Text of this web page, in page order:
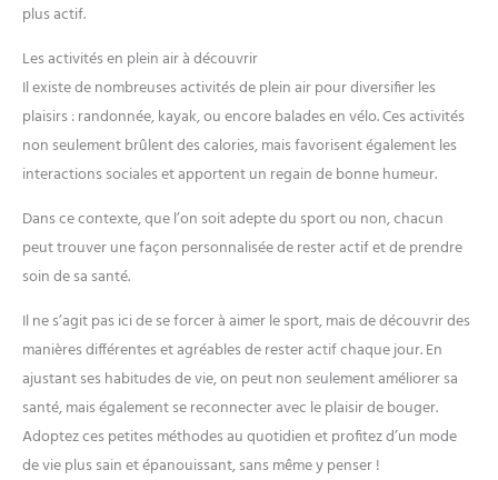
plus actif.
Les activités en plein air à découvrir
Il existe de nombreuses activités de plein air pour diversifier les
plaisirs : randonnée, kayak, ou encore balades en vélo. Ces activités
non seulement brûlent des calories, mais favorisent également les
interactions sociales et apportent un regain de bonne humeur.
Dans ce contexte, que l’on soit adepte du sport ou non, chacun
peut trouver une façon personnalisée de rester actif et de prendre
soin de sa santé.
Il ne s’agit pas ici de se forcer à aimer le sport, mais de découvrir des
manières différentes et agréables de rester actif chaque jour. En
ajustant ses habitudes de vie, on peut non seulement améliorer sa
santé, mais également se reconnecter avec le plaisir de bouger.
Adoptez ces petites méthodes au quotidien et profitez d’un mode
de vie plus sain et épanouissant, sans même y penser !